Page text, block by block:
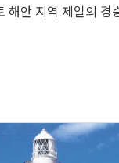
해안 지역 제일의 경